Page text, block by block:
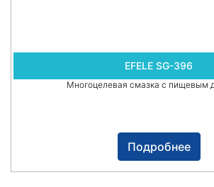
EFELE SG-396
Многоцелевая смазка с пищевым
Подробнее